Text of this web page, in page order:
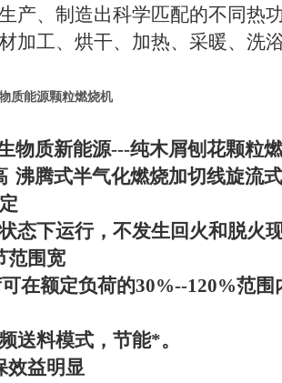
产、制造出科学匹配的不同热
加工、烘干、加热、采暖、洗
质能源颗粒燃烧机
物质新能源---纯木屑刨花颗粒燃
沸腾式半气化燃烧加切线旋流
态下运行，不发生回火和脱火现
范围宽
在额定负荷的30%--120%范围
送料模式，节能*。
效益明显